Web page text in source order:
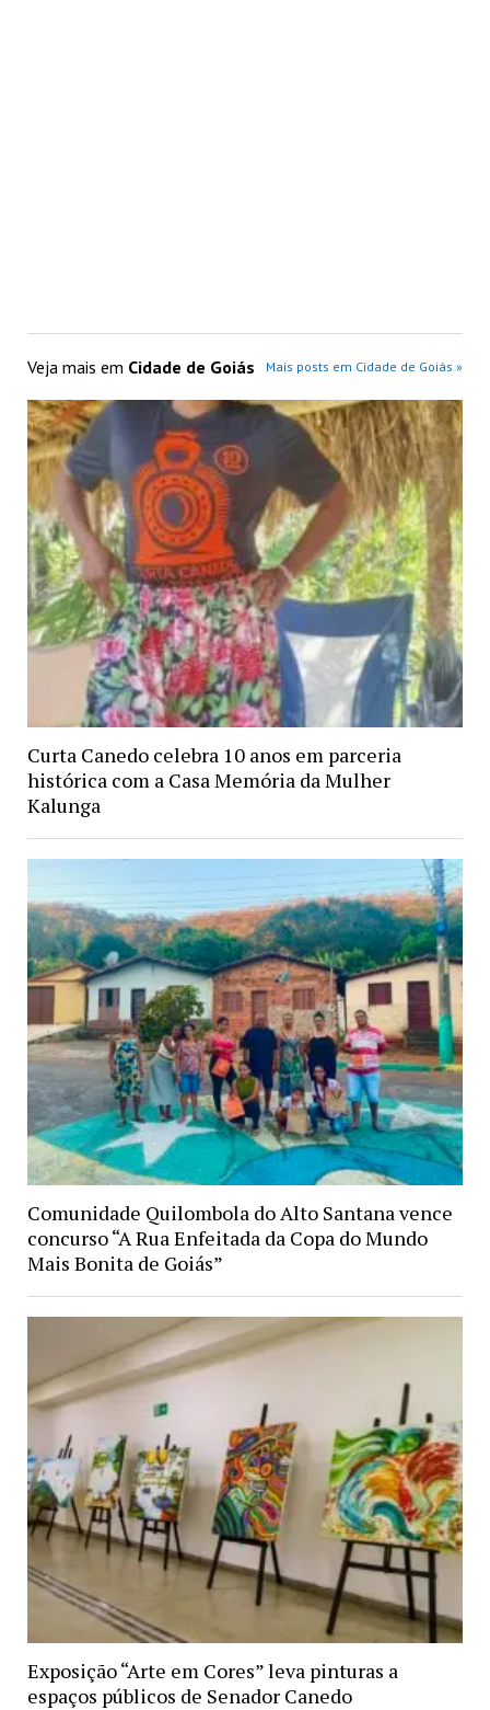
Veja mais em Cidade de Goiás Mais posts em Cidade de Goiás »
Curta Canedo celebra 10 anos em parceria
histórica com a Casa Memória da Mulher
Kalunga
Comunidade Quilombola do Alto Santana vence
concurso “A Rua Enfeitada da Copa do Mundo
Mais Bonita de Goiás”
Exposição “Arte em Cores” leva pinturas a
espaços públicos de Senador Canedo